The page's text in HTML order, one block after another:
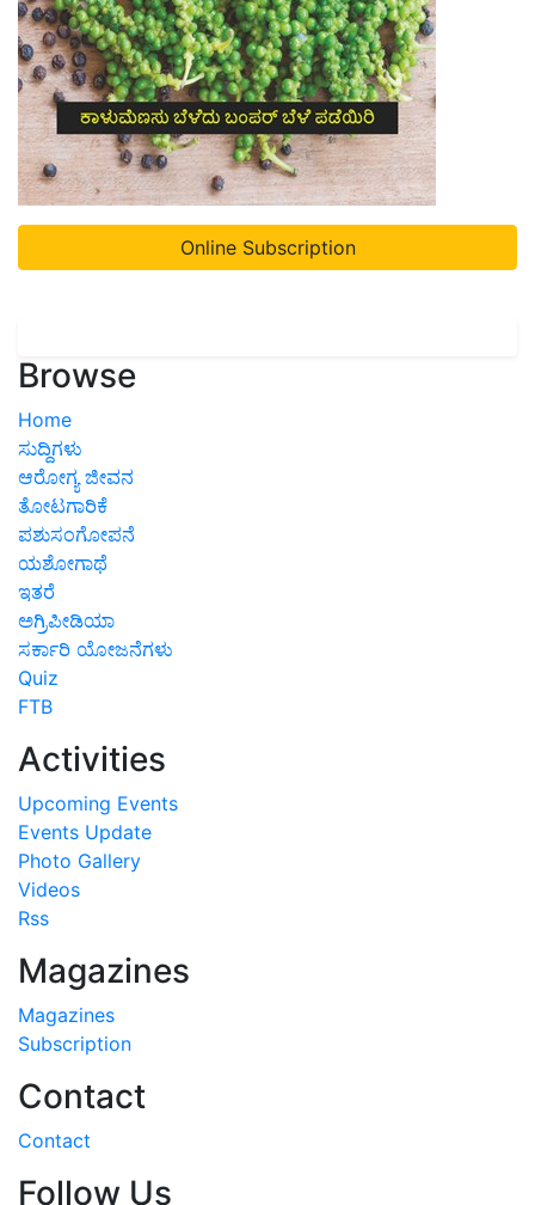
Online Subscription
Browse
Home
ಸುದ್ದಿಗಳು
ಆರೋಗ್ಯ ಜೀವನ
ತೋಟಗಾರಿಕೆ
ಪಶುಸಂಗೋಪನೆ
ಯಶೋಗಾಥೆ
ಇತರೆ
ಅಗ್ರಿಪೀಡಿಯಾ
ಸರ್ಕಾರಿ ಯೋಜನೆಗಳು
Quiz
FTB
Activities
Upcoming Events
Events Update
Photo Gallery
Videos
Rss
Magazines
Magazines
Subscription
Contact
Contact
Follow Us